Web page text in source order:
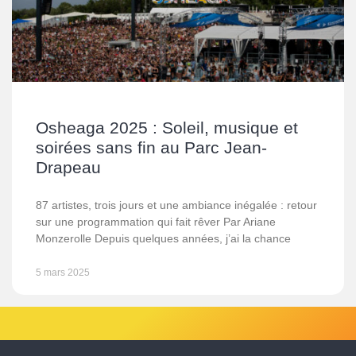
Osheaga 2025 : Soleil, musique et
soirées sans fin au Parc Jean-
Drapeau
87 artistes, trois jours et une ambiance inégalée : retour
sur une programmation qui fait rêver Par Ariane
Monzerolle Depuis quelques années, j’ai la chance
5 mars 2025